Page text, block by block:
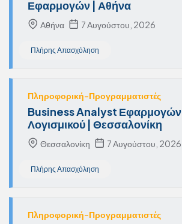
Εφαρμογών | Αθήνα
Αθήνα 7 Αυγούστου, 2026
Πλήρης Απασχόληση
Πληροφορική-Προγραμματιστές
Business Analyst Εφαρμογών
Λογισμικού | Θεσσαλονίκη
Θεσσαλονίκη 7 Αυγούστου, 2026
Πλήρης Απασχόληση
Πληροφορική-Προγραμματιστές